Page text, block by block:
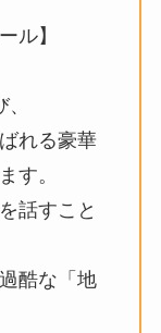
ル】
れる豪華
す。
話すこと
酷な「地